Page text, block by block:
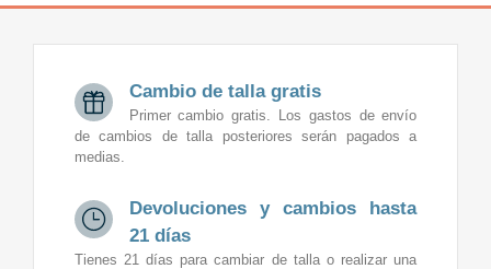
Cambio de talla gratis
Primer cambio gratis. Los gastos de envío
de cambios de talla posteriores serán pagados a
medias.
Devoluciones y cambios hasta
21 días
Tienes 21 días para cambiar de talla o realizar una